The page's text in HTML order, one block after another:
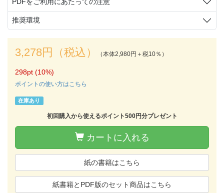
PDFをご利用にあたっての注意
推奨環境
3,278円（税込） （本体2,980円＋税10％）
298pt (10%)
ポイントの使い方はこちら
在庫あり
初回購入から使えるポイント500円分プレゼント
カートに入れる
紙の書籍はこちら
紙書籍とPDF版のセット商品はこちら